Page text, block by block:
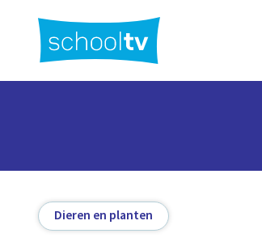
hoofdinhoud
Dieren en planten